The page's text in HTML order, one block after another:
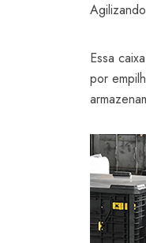
Essa
por